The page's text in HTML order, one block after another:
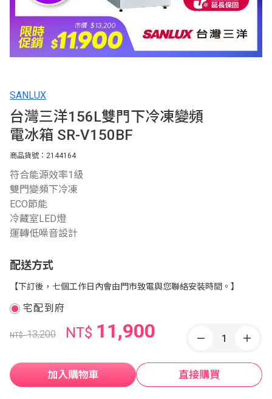
SANLUX
台灣三洋156L雙門下冷凍變頻
電冰箱 SR-V150BF
商品貨號：2144164
符合能源效率1級
雙門變頻下冷凍
ECO節能
冷藏室LED燈
運轉低噪音設計
配送方式
【下訂後，七個工作日內會由門市致電與您聯絡安裝時間。】
宅配到府
NT$13,200 NT$ 11,900
加入購物車 直接購買